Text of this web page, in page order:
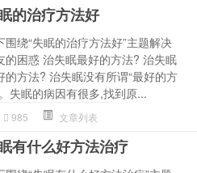
的治疗方法好
围绕“失眠的治疗方法好”主题解决
的困惑 治失眠最好的方法? 治失眠
的方法? 治失眠没有所谓“最好的方
失眠的病因有很多,找到原...
985 文章列表
有什么好方法治疗